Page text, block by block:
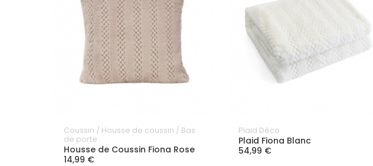
Coussin / Housse de coussin / Bas
de porte
Housse de Coussin Fiona Rose
14,99 €
Plaid Déco
Plaid Fiona Blanc
54,99 €